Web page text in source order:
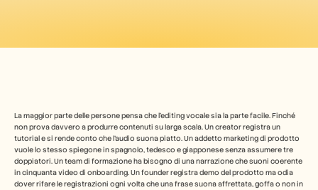
La maggior parte delle persone pensa che l'editing vocale sia la parte facile. Finché
non prova davvero a produrre contenuti su larga scala. Un creator registra un
tutorial e si rende conto che l'audio suona piatto. Un addetto marketing di prodotto
vuole lo stesso spiegone in spagnolo, tedesco e giapponese senza assumere tre
doppiatori. Un team di formazione ha bisogno di una narrazione che suoni coerente
in cinquanta video di onboarding. Un founder registra demo del prodotto ma odia
dover rifare le registrazioni ogni volta che una frase suona affrettata, goffa o non in
RISORSE
Modelli di documenti
Industry
Free Tools
Domande frequenti
Annuncio
Programma Partner